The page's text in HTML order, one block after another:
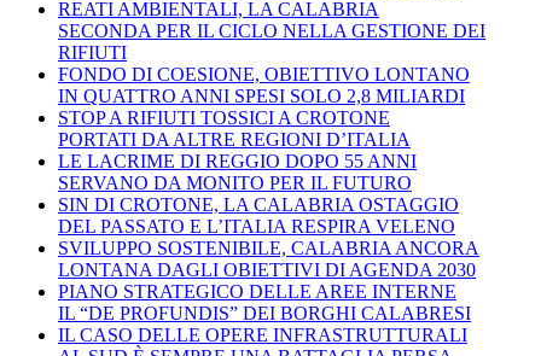
REATI AMBIENTALI, LA CALABRIA
SECONDA PER IL CICLO NELLA GESTIONE DEI
RIFIUTI
FONDO DI COESIONE, OBIETTIVO LONTANO
IN QUATTRO ANNI SPESI SOLO 2,8 MILIARDI
STOP A RIFIUTI TOSSICI A CROTONE
PORTATI DA ALTRE REGIONI D’ITALIA
LE LACRIME DI REGGIO DOPO 55 ANNI
SERVANO DA MONITO PER IL FUTURO
SIN DI CROTONE, LA CALABRIA OSTAGGIO
DEL PASSATO E L’ITALIA RESPIRA VELENO
SVILUPPO SOSTENIBILE, CALABRIA ANCORA
LONTANA DAGLI OBIETTIVI DI AGENDA 2030
PIANO STRATEGICO DELLE AREE INTERNE
IL “DE PROFUNDIS” DEI BORGHI CALABRESI
IL CASO DELLE OPERE INFRASTRUTTURALI